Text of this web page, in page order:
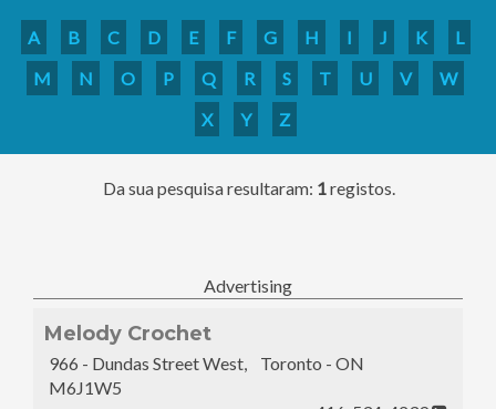
A B C D E F G H I J K
L
M
N O P Q R S T U V
W
X
Y Z
Da sua pesquisa resultaram: 1 registos.
Advertising
Melody Crochet
966 - Dundas Street West, Toronto - ON
M6J1W5